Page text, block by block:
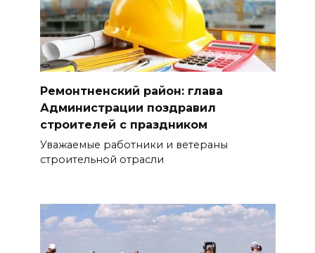
Ремонтненский район: глава
Администрации поздравил
строителей с праздником
Уважаемые работники и ветераны
строительной отрасли